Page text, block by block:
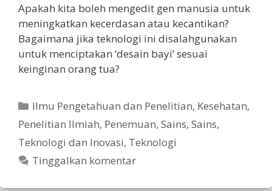
Apakah kita boleh mengedit gen manusia untuk
meningkatkan kecerdasan atau kecantikan?
Bagaimana jika teknologi ini disalahgunakan
untuk menciptakan ‘desain bayi’ sesuai
keinginan orang tua?
Kategori
Ilmu Pengetahuan dan Penelitian, Kesehatan,
Penelitian Ilmiah, Penemuan, Sains, Sains,
Teknologi dan Inovasi, Teknologi
Tinggalkan komentar